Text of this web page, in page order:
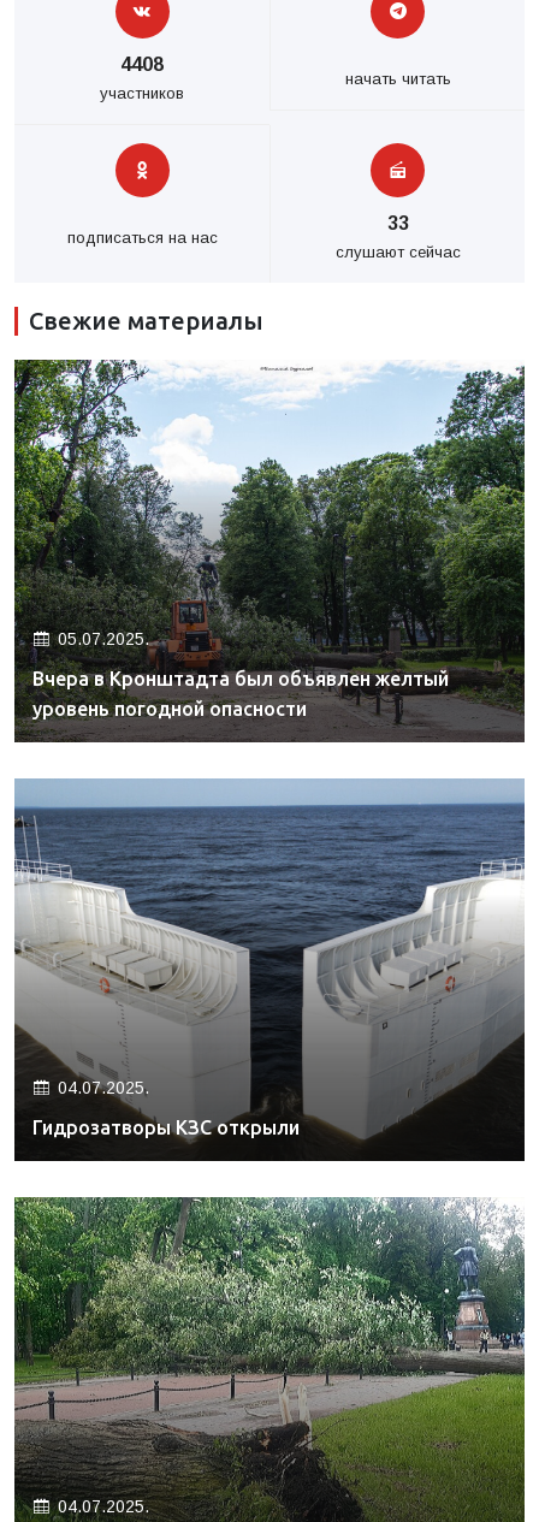
4408
участников
начать читать
подписаться на нас
33
слушают сейчас
Свежие материалы
05.07.2025.
Вчера в Кронштадта был объявлен желтый
уровень погодной опасности
04.07.2025.
Гидрозатворы КЗС открыли
04.07.2025.